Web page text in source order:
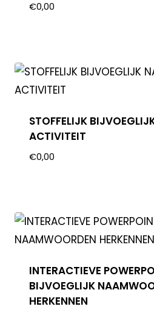
€0,00
STOFFELIJK
ACTIVITEIT
€0,00
INTERACTIEVE
BIJVOEGLIJK
HERKENNEN